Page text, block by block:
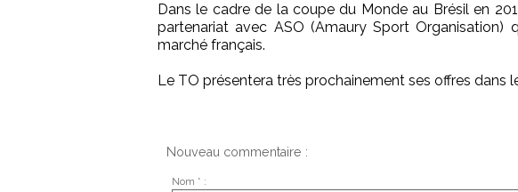
Dans le cadre de la coupe du Monde au Brésil en
partenariat avec ASO (Amaury Sport
marché français.
Le TO présentera très prochainement ses offres dans
Nouveau commentaire :
Nom * :